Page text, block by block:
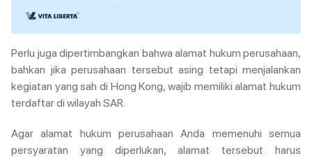
Perlu juga dipertimbangkan bahwa alamat hukum perusahaan,
bahkan jika perusahaan tersebut asing tetapi menjalankan
kegiatan yang sah di Hong Kong, wajib memiliki alamat hukum
terdaftar di wilayah SAR.
Agar alamat hukum perusahaan Anda memenuhi semua
persyaratan yang diperlukan, alamat tersebut harus